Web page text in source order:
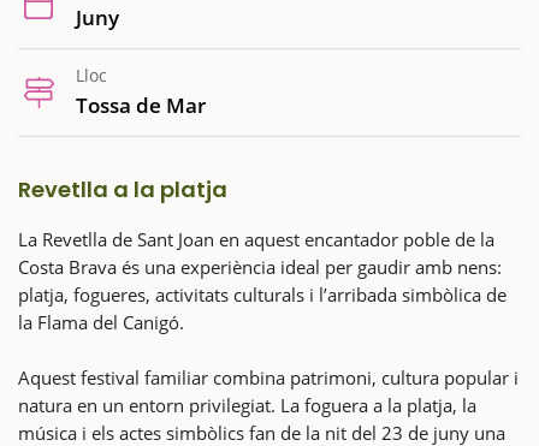
Juny
Lloc
Tossa de Mar
Revetlla a la platja
La Revetlla de Sant Joan en aquest encantador poble de la
Costa Brava és una experiència ideal per gaudir amb nens:
platja, fogueres, activitats culturals i l’arribada simbòlica de
la Flama del Canigó.
Aquest festival familiar combina patrimoni, cultura popular i
natura en un entorn privilegiat. La foguera a la platja, la
música i els actes simbòlics fan de la nit del 23 de juny una